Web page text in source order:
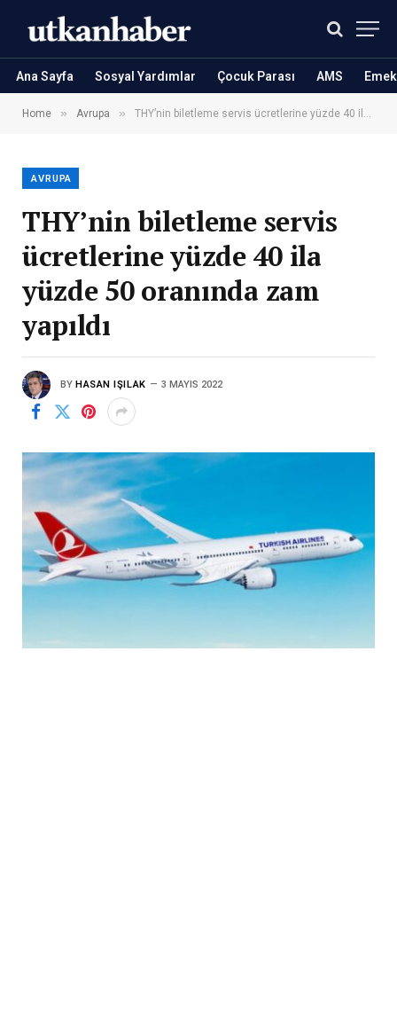
Ana Sayfa Sosyal Yardımlar Çocuk Parası AMS
Home » Avrupa » THY’nin biletleme servis ücretlerine yüzde 40 ila yüzde 50 oranında zam yapıldı
AVRUPA
THY’nin biletleme servis
ücretlerine yüzde 40 ila
yüzde 50 oranında zam
yapıldı
BY HASAN IŞILAK 3 MAYIS 2022